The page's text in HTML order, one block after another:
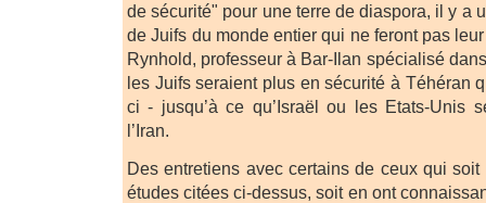
de sécurité" pour une terre de diaspora, il y a
de Juifs du monde entier qui ne feront pas
Rynhold, professeur à Bar-Ilan spécialisé
les Juifs seraient plus en sécurité à Téhéran
ci - jusqu’à ce qu’Israël ou les Etats-Unis
l’Iran.
Des entretiens avec certains de ceux qui
études citées ci-dessus, soit en ont